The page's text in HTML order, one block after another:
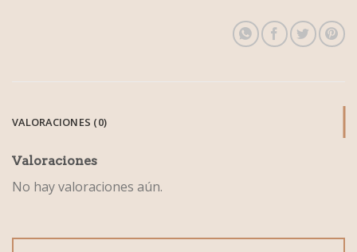
VALORACIONES (0)
Valoraciones
No hay valoraciones aún.